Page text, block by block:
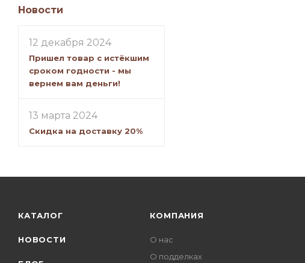
Новости
12 декабря 2024
Пришел товар с истёкшим
сроком годности - мы
вернем вам деньги!
13 марта 2024
Скидка на доставку 20%
КАТАЛОГ
НОВОСТИ
КОМПАНИЯ
О нас
О подделках